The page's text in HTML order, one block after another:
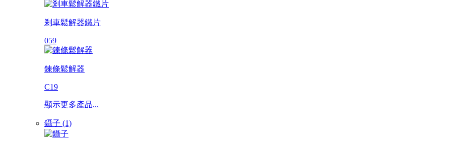
剎車鬆解器鐵片
059
鍊條鬆解器
C19
顯示更多產品...
鑷子 (1)